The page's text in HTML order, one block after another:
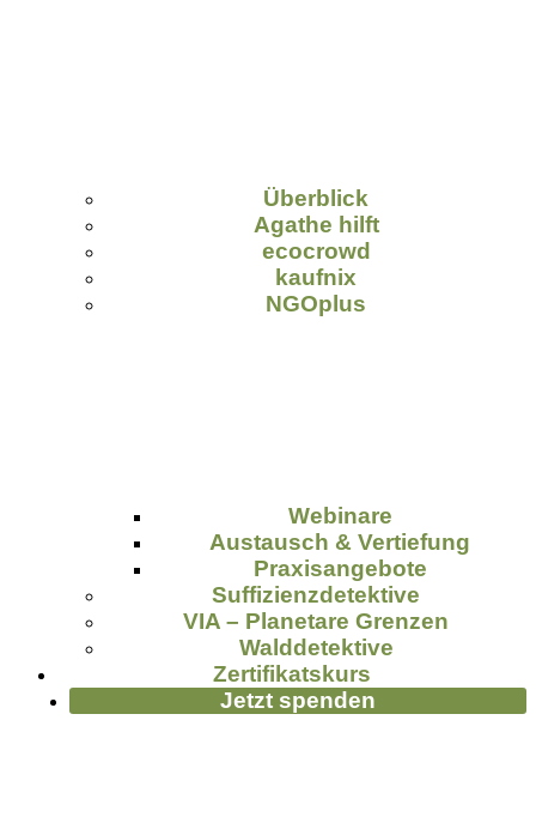
Überblick
Agathe hilft
ecocrowd
kaufnix
NGOplus
Webinare
Austausch & Vertiefung
Praxisangebote
Suffizienzdetektive
VIA – Planetare Grenzen
Walddetektive
Zertifikatskurs
Jetzt spenden